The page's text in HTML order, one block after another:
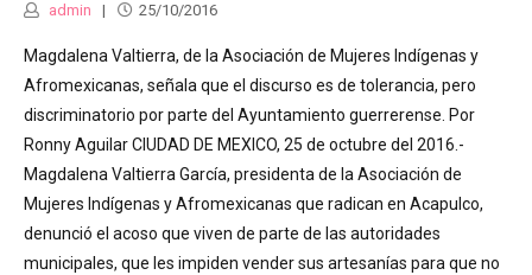
admin 25/10/2016
Magdalena Valtierra, de la Asociación de Mujeres Indígenas y
Afromexicanas, señala que el discurso es de tolerancia, pero
discriminatorio por parte del Ayuntamiento guerrerense. Por
Ronny Aguilar CIUDAD DE MEXICO, 25 de octubre del 2016.-
Magdalena Valtierra García, presidenta de la Asociación de
Mujeres Indígenas y Afromexicanas que radican en Acapulco,
denunció el acoso que viven de parte de las autoridades
municipales, que les impiden vender sus artesanías para que no